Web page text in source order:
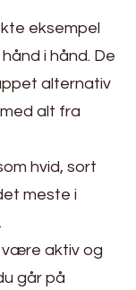
eksempel
i hånd. De
alternativ
alt fra
hvid, sort
meste i
være aktiv og
går på